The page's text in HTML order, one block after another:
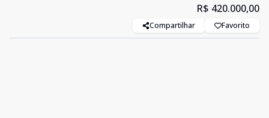
R$ 420.000,00
Compartilhar Favorito